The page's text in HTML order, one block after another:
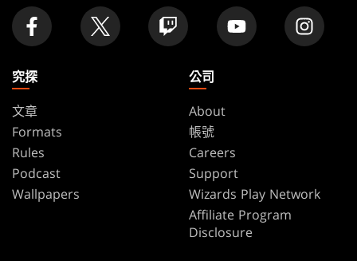
究探
文章
Formats
Rules
Podcast
Wallpapers
公司
About
帳號
Careers
Support
Wizards Play Network
Affiliate Program
Disclosure